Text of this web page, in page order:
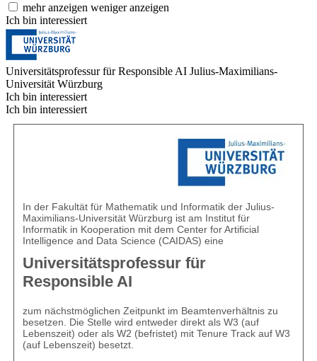
mehr anzeigen weniger anzeigen
Ich bin interessiert
Universitätsprofessur für Responsible AI Julius-Maximilians-
Universität Würzburg
Ich bin interessiert
Ich bin interessiert
In der Fakultät für Mathematik und Informatik der Julius-
Maximilians-Universität Würzburg ist am Institut für
Informatik in Kooperation mit dem Center for Artificial
Intelligence and Data Science (CAIDAS) eine
Universitätsprofessur für
Responsible AI
zum nächstmöglichen Zeitpunkt im Beamtenverhältnis zu
besetzen. Die Stelle wird entweder direkt als W3 (auf
Lebenszeit) oder als W2 (befristet) mit Tenure Track auf W3
(auf Lebenszeit) besetzt.